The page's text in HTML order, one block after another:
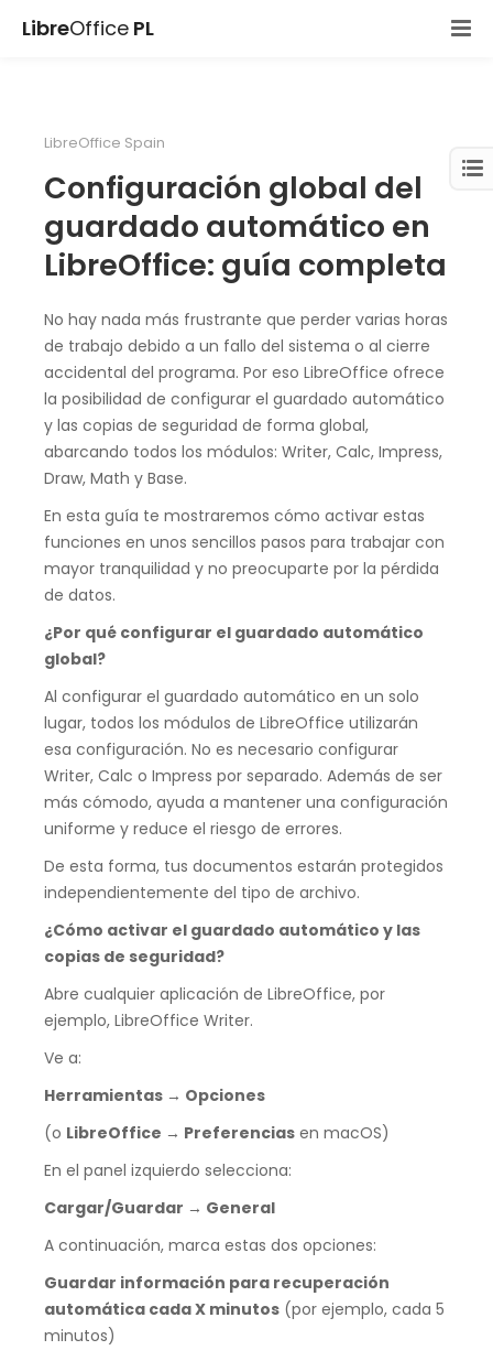
LibreOffice PL
LibreOffice Spain
Configuración global del
guardado automático en
LibreOffice: guía completa
No hay nada más frustrante que perder varias horas
de trabajo debido a un fallo del sistema o al cierre
accidental del programa. Por eso LibreOffice ofrece
la posibilidad de configurar el guardado automático
y las copias de seguridad de forma global,
abarcando todos los módulos: Writer, Calc, Impress,
Draw, Math y Base.
En esta guía te mostraremos cómo activar estas
funciones en unos sencillos pasos para trabajar con
mayor tranquilidad y no preocuparte por la pérdida
de datos.
¿Por qué configurar el guardado automático
global?
Al configurar el guardado automático en un solo
lugar, todos los módulos de LibreOffice utilizarán
esa configuración. No es necesario configurar
Writer, Calc o Impress por separado. Además de ser
más cómodo, ayuda a mantener una configuración
uniforme y reduce el riesgo de errores.
De esta forma, tus documentos estarán protegidos
independientemente del tipo de archivo.
¿Cómo activar el guardado automático y las
copias de seguridad?
Abre cualquier aplicación de LibreOffice, por
ejemplo, LibreOffice Writer.
Ve a:
Herramientas → Opciones
(o LibreOffice → Preferencias en macOS)
En el panel izquierdo selecciona:
Cargar/Guardar → General
A continuación, marca estas dos opciones:
Guardar información para recuperación
automática cada X minutos (por ejemplo, cada 5
minutos)